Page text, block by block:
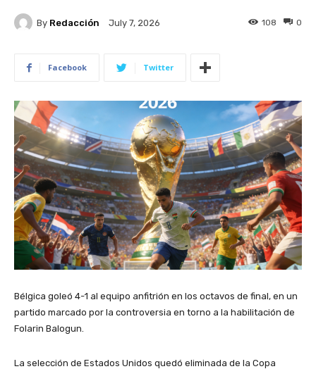
By Redacción July 7, 2026 0
108
Facebook Twitter
Bélgica goleó 4-1 al equipo anfitrión en los octavos de final, en un
partido marcado por la controversia en torno a la habilitación de
Folarin Balogun.
La selección de Estados Unidos quedó eliminada de la Copa